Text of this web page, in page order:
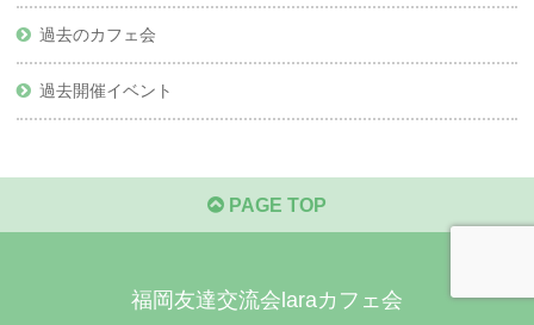
過去のカフェ会
過去開催イベント
PAGE TOP
福岡友達交流会laraカフェ会